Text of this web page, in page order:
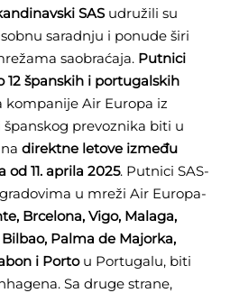
SAS udružili su
saradnju i ponude širi
saobraćaja. Putnici
12 španskih i portugalskih
kompanije Air Europa iz
prevoznika biti u
direktne letove između
11. aprila 2025. Putnici SAS-
u mreži Air Europa-
Brcelona, Vigo, Malaga,
Palma de Majorka,
i Portou Portugalu, biti
Sa druge strane,